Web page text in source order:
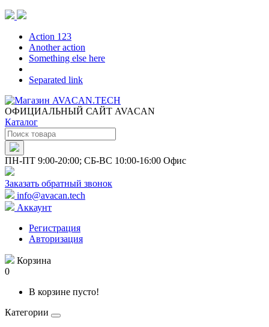
Action 123
Another action
Something else here
Separated link
ОФИЦИАЛЬНЫЙ САЙТ AVACAN
Каталог
ПН-ПТ 9:00-20:00; СБ-ВС 10:00-16:00 Офис
Заказать обратный звонок
info@avacan.tech
Аккаунт
Регистрация
Авторизация
Корзина
0
В корзине пусто!
Категории